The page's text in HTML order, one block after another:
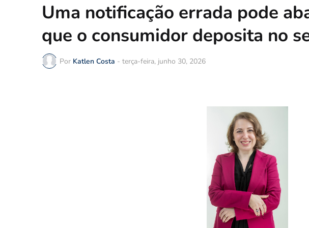
Uma notificação errada pode
que o consumidor deposita no
Por Katlen Costa - terça-feira, junho 30, 2026